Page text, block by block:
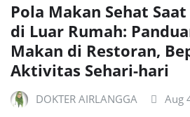
Pola Makan Sehat
di Luar Rumah:
Makan di Restoran,
Aktivitas Sehari-hari
DOKTER AIRLANGGA Aug